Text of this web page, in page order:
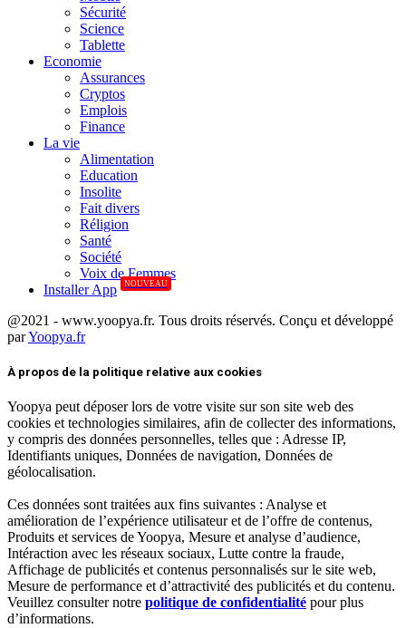
Sécurité
Science
Tablette
Economie
Assurances
Cryptos
Emplois
Finance
La vie
Alimentation
Education
Insolite
Fait divers
Réligion
Santé
Société
Voix de Femmes
Installer App
NOUVEAU
@2021 - www.yoopya.fr. Tous droits réservés. Conçu et développé
parYoopya.fr
À propos de la politique relative aux cookies
Yoopya peut déposer lors de votre visite sur son site web des
cookies et technologies similaires, afin de collecter des informations,
y compris des données personnelles, telles que : Adresse IP,
Identifiants uniques, Données de navigation, Données de
géolocalisation.
Ces données sont traitées aux fins suivantes : Analyse et
amélioration de l’expérience utilisateur et de l’offre de contenus,
Produits et services de Yoopya, Mesure et analyse d’audience,
Intéraction avec les réseaux sociaux, Lutte contre la fraude,
Affichage de publicités et contenus personnalisés sur le site web,
Mesure de performance et d’attractivité des publicités et du contenu.
Veuillez consulter notre politique de confidentialité pour plus
d’informations.